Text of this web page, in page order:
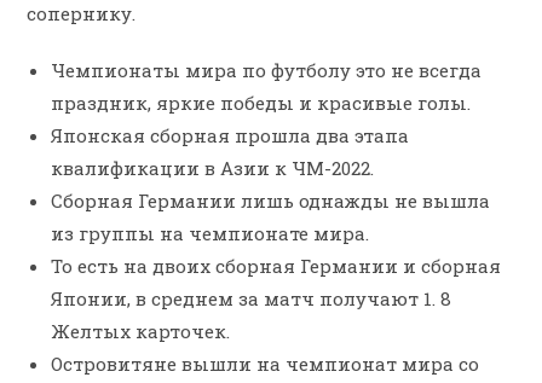
сопернику.
Чемпионаты мира по футболу это не всегда
праздник, яркие победы и красивые голы.
Японская сборная прошла два этапа
квалификации в Азии к ЧМ-2022.
Сборная Германии лишь однажды не вышла
из группы на чемпионате мира.
То есть на двоих сборная Германии и сборная
Японии, в среднем за матч получают 1. 8
Желтых карточек.
Островитяне вышли на чемпионат мира со